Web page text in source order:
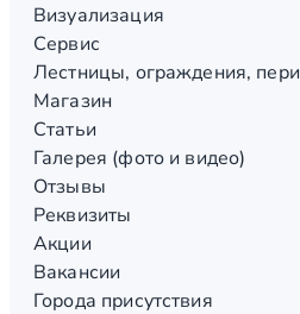
Визуализация
Сервис
Лестницы, ограждения,
Магазин
Статьи
Галерея (фото и видео)
Отзывы
Реквизиты
Акции
Вакансии
Города присутствия